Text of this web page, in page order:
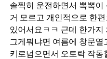
솔찍히 운전하면서 뽁뽁
거 모르고 개인적으로 한
있어서요ㅋㅋ 근데 한가지
그게뭐냐면 여름에 창문
키로넘으면서 오토락 작동